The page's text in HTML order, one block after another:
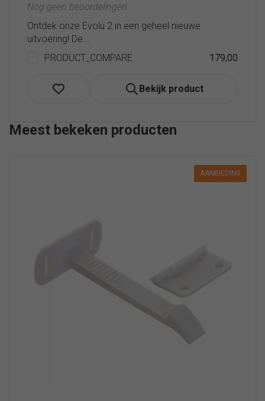
Nog geen beoordelingen
Ontdek onze Evolu 2 in een geheel nieuwe
uitvoering! De...
PRODUCT_COMPARE
179,00
Bekijk product
Meest bekeken producten
AANBIEDING